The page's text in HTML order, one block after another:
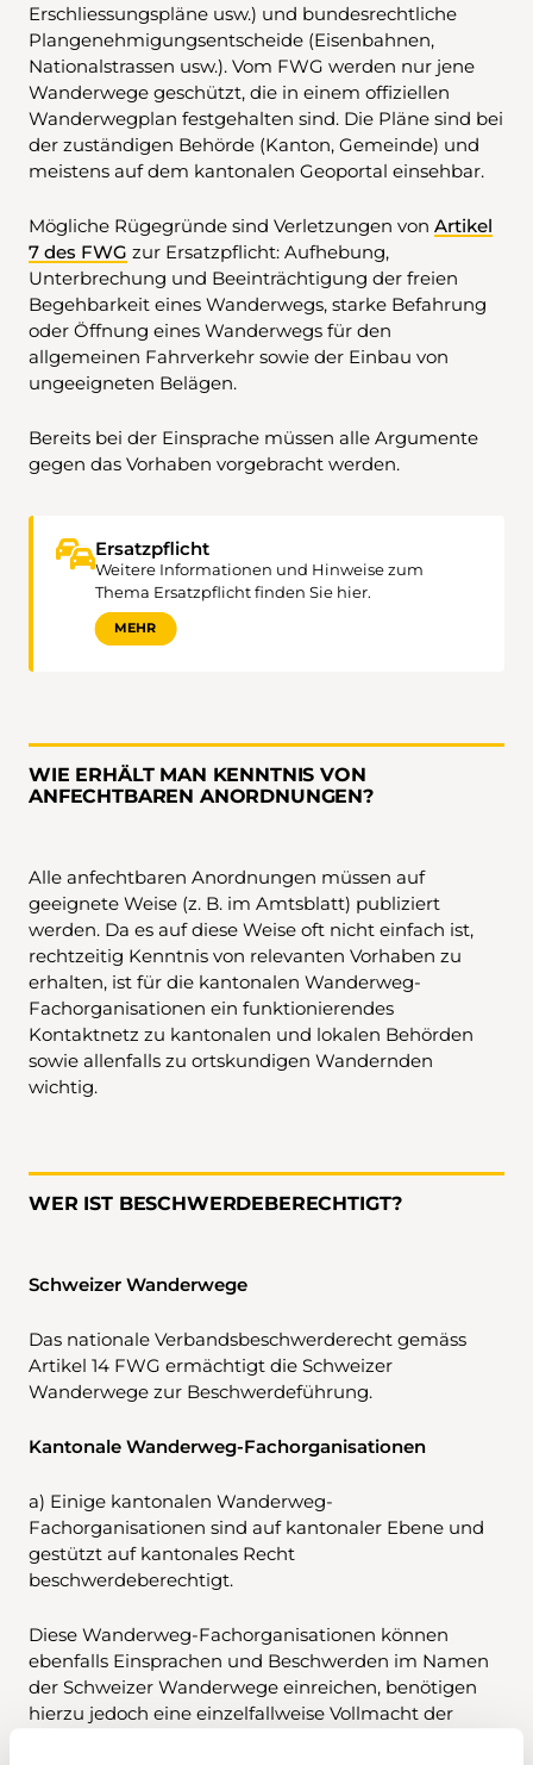
Erschliessungspläne usw.) und bundesrechtliche
Plangenehmigungsentscheide (Eisenbahnen,
Nationalstrassen usw.). Vom FWG werden nur jene
Wanderwege geschützt, die in einem offiziellen
Wanderwegplan festgehalten sind. Die Pläne sind bei
der zuständigen Behörde (Kanton, Gemeinde) und
meistens auf dem kantonalen Geoportal einsehbar.
Mögliche Rügegründe sind Verletzungen von Artikel
7 des FWG zur Ersatzpflicht: Aufhebung,
Unterbrechung und Beeinträchtigung der freien
Begehbarkeit eines Wanderwegs, starke Befahrung
oder Öffnung eines Wanderwegs für den
allgemeinen Fahrverkehr sowie der Einbau von
ungeeigneten Belägen.
Bereits bei der Einsprache müssen alle Argumente
gegen das Vorhaben vorgebracht werden.
Ersatzpflicht
Weitere Informationen und Hinweise zum
Thema Ersatzpflicht finden Sie hier.
MEHR
WIE ERHÄLT MAN KENNTNIS VON
ANFECHTBAREN ANORDNUNGEN?
Alle anfechtbaren Anordnungen müssen auf
geeignete Weise (z. B. im Amtsblatt) publiziert
werden. Da es auf diese Weise oft nicht einfach ist,
rechtzeitig Kenntnis von relevanten Vorhaben zu
erhalten, ist für die kantonalen Wanderweg-
Fachorganisationen ein funktionierendes
Kontaktnetz zu kantonalen und lokalen Behörden
sowie allenfalls zu ortskundigen Wandernden
wichtig.
WER IST BESCHWERDEBERECHTIGT?
Schweizer Wanderwege
Das nationale Verbandsbeschwerderecht gemäss
Artikel 14 FWG ermächtigt die Schweizer
Wanderwege zur Beschwerdeführung.
Kantonale Wanderweg-Fachorganisationen
a) Einige kantonalen Wanderweg-
Fachorganisationen sind auf kantonaler Ebene und
gestützt auf kantonales Recht
beschwerdeberechtigt.
Diese Wanderweg-Fachorganisationen können
ebenfalls Einsprachen und Beschwerden im Namen
der Schweizer Wanderwege einreichen, benötigen
hierzu jedoch eine einzelfallweise Vollmacht der